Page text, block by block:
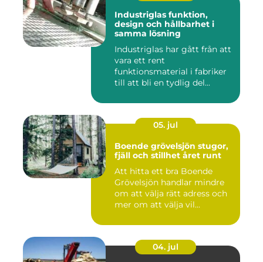
Industriglas funktion,
design och hållbarhet i
samma lösning
Industriglas har gått från att
vara ett rent
funktionsmaterial i fabriker
till att bli en tydlig del...
05. jul
Boende grövelsjön stugor,
fjäll och stillhet året runt
Att hitta ett bra Boende
Grövelsjön handlar mindre
om att välja rätt adress och
mer om att välja vil...
04. jul